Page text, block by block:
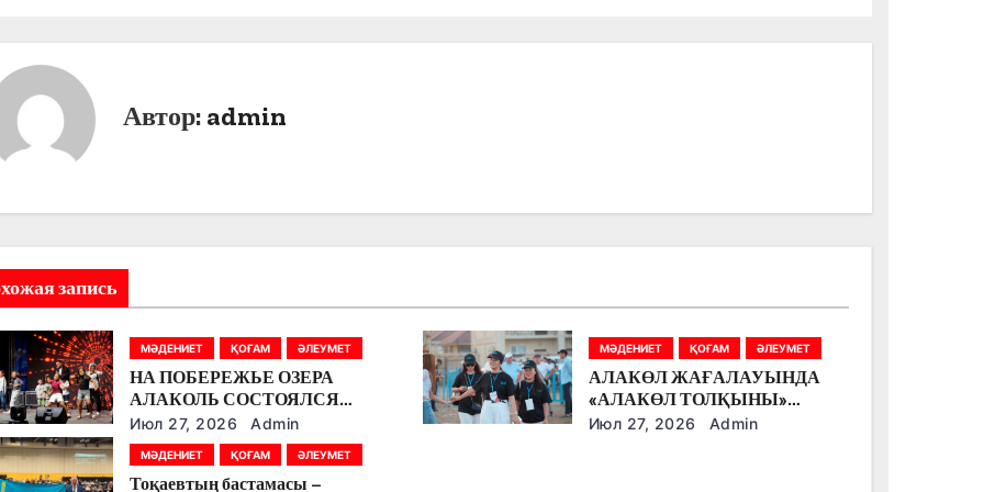
Автор: admin
запись
МӘДЕНИЕТ ҚОҒАМ ӘЛЕУМЕТ
НА ПОБЕРЕЖЬЕ ОЗЕРА
АЛАКОЛЬ СОСТОЯЛСЯ
ФЕСТИВАЛЬ «АЛАКӨЛ
ТОЛҚЫНЫ»
Июл 27, 2026 Admin
МӘДЕНИЕТ ҚОҒАМ ӘЛЕУМЕТ
АЛАКӨЛ ЖАҒАЛАУЫНДА
«АЛАКӨЛ ТОЛҚЫНЫ»
ФЕСТИВАЛІ ӨТТІ
Июл 27, 2026 Admin
МӘДЕНИЕТ ҚОҒАМ ӘЛЕУМЕТ
Тоқаевтың бастамасы –